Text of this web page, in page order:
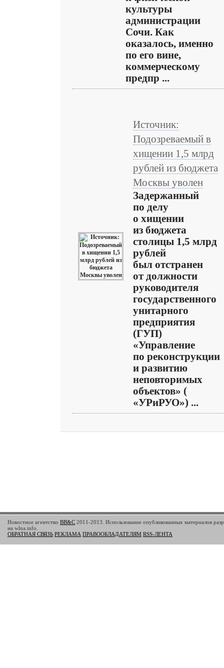
культуры
администрации
Сочи. Как
оказалось, именно
по его вине,
коммерческому
предпр ...
Источник:
Подозреваемый в
хищении 1,5 млрд
рублей из бюджета
Москвы уволен
Задержанный
по делу
о хищении
из бюджета
столицы 1,5 млрд
рублей
был отстранен
от должности
руководителя
государственного
унитарного
предприятия
(ГУП)
«Управление
по реконструкции
и развитию
неповторимых
объектов» (
«УРиРУО») ...
Новостное агентство BB&C 2011-2013. Использование опубликованных материалов
на wlna.info.
ОБРАТНАЯ СВЯЗЬ РЕКЛАМА ПРАВООБЛАДАТЕЛЯМ RSS-ЛЕНТА